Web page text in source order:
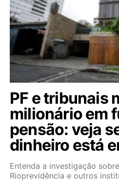
PF e tribunais
milionário em
pensão: veja
dinheiro está
Entenda a investigação
Rioprevidência e outros